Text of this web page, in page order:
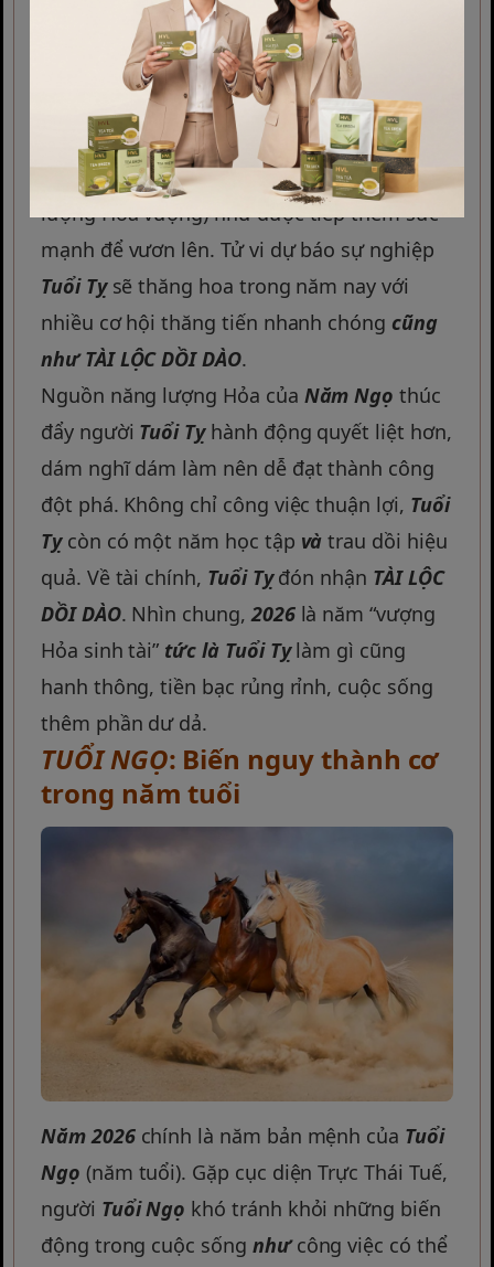
trong nămBính Ngọ 2026có vận
trình khởi sắc rực rỡ. Bản thân Tỵ thuộc
hành Hỏa, gặp năm Ngọ (cũng mang năng
lượng Hỏa vượng) như được tiếp thêm sức
mạnh để vươn lên. Tử vi dự báo sự nghiệp
Tuổi Tỵsẽ thăng hoa trong năm nay với
nhiều cơ hội thăng tiến nhanh chóng cũng
như TÀI LỘC DỒI DÀO.
Nguồn năng lượng Hỏa của Năm Ngọ thúc
đẩy người Tuổi Tỵhành động quyết liệt hơn,
dám nghĩ dám làm nên dễ đạt thành công
đột phá. Không chỉ công việc thuận lợi, Tuổi
Tỵcòn có một năm học tập và trau dồi hiệu
quả. Về tài chính, Tuổi Tỵđón nhận TÀI LỘC
DỒI DÀO. Nhìn chung,2026là năm “vượng
Hỏa sinh tài” tức là Tuổi Tỵlàm gì cũng
hanh thông, tiền bạc rủng rỉnh, cuộc sống
thêm phần dư dả.
TUỔI NGỌ: Biến nguy thành cơ
trong năm tuổi
Năm 2026chính là năm bản mệnh của Tuổi
Ngọ (năm tuổi). Gặp cục diện Trực Thái Tuế,
người Tuổi Ngọ khó tránh khỏi những biến
động trong cuộc sống nhưcông việc có thể